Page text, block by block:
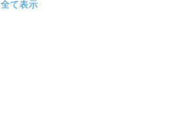
た。それが失
全て表示